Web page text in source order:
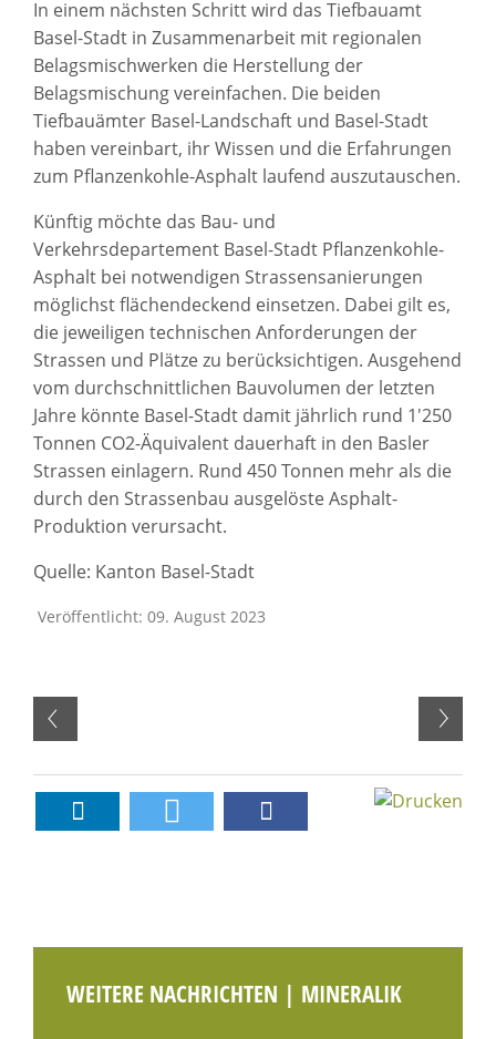
In einem nächsten Schritt wird das Tiefbauamt
Basel-Stadt in Zusammenarbeit mit regionalen
Belagsmischwerken die Herstellung der
Belagsmischung vereinfachen. Die beiden
Tiefbauämter Basel-Landschaft und Basel-Stadt
haben vereinbart, ihr Wissen und die Erfahrungen
zum Pflanzenkohle-Asphalt laufend auszutauschen.
Künftig möchte das Bau- und
Verkehrsdepartement Basel-Stadt Pflanzenkohle-
Asphalt bei notwendigen Strassensanierungen
möglichst flächendeckend einsetzen. Dabei gilt es,
die jeweiligen technischen Anforderungen der
Strassen und Plätze zu berücksichtigen. Ausgehend
vom durchschnittlichen Bauvolumen der letzten
Jahre könnte Basel-Stadt damit jährlich rund 1'250
Tonnen CO2-Äquivalent dauerhaft in den Basler
Strassen einlagern. Rund 450 Tonnen mehr als die
durch den Strassenbau ausgelöste Asphalt-
Produktion verursacht.
Quelle: Kanton Basel-Stadt
Veröffentlicht: 09. August 2023
WEITERE NACHRICHTEN | MINERALIK